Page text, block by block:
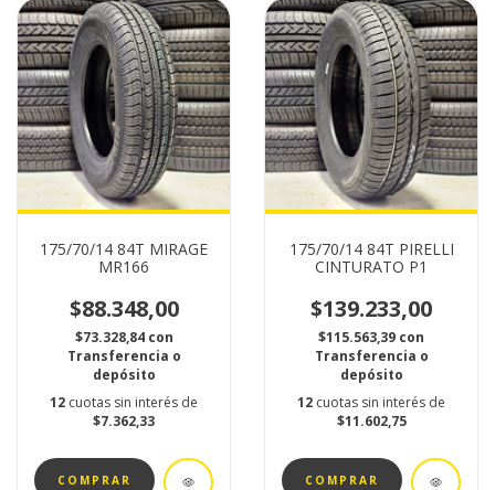
175/70/14 84T MIRAGE
MR166
$88.348,00
$73.328,84 con
Transferencia o
depósito
12 cuotas sin interés de
$7.362,33
175/70/14 84T PIRELLI
CINTURATO P1
$139.233,00
$115.563,39 con
Transferencia o
depósito
12 cuotas sin interés de
$11.602,75